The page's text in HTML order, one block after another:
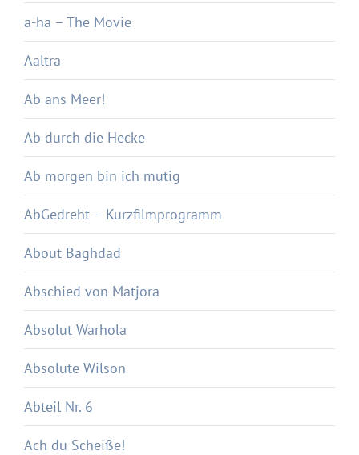
a-ha – The Movie
Aaltra
Ab ans Meer!
Ab durch die Hecke
Ab morgen bin ich mutig
AbGedreht – Kurzfilmprogramm
About Baghdad
Abschied von Matjora
Absolut Warhola
Absolute Wilson
Abteil Nr. 6
Ach du Scheiße!